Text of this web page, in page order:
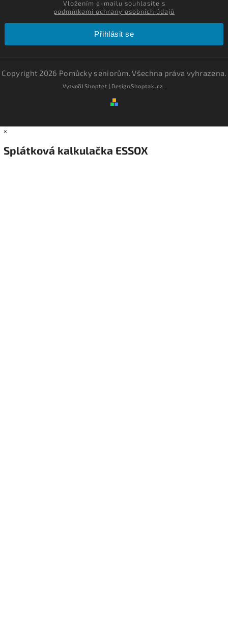
podmínkami ochrany osobních údajů
Přihlásit se
Copyright 2026 Pomůcky seniorům . Všechna práva vyhrazena.
VytvořilShoptet | DesignShoptak.cz.
×
Splátková kalkulačka ESSOX